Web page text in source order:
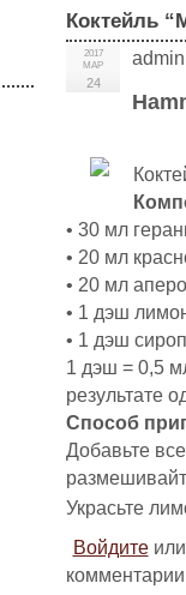
Коктейль
2017
МАР
24
admin
• 30 мл
• 20 мл
• 20 мл
• 1 дэш
• 1 дэш
1 дэш = 0,5
результате
Способ
Добавьте
Украсьте
Войдите
комментарии